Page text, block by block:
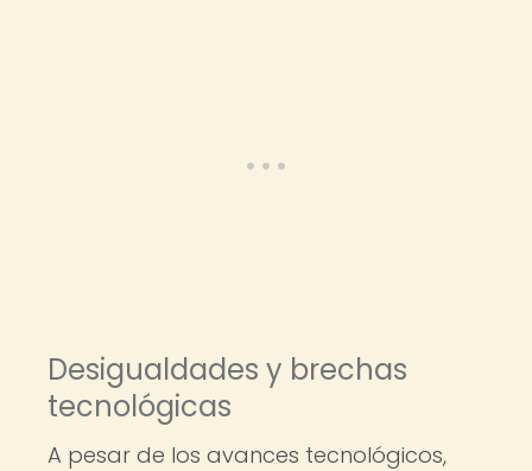
Desigualdades y brechas
tecnológicas
A pesar de los avances tecnológicos,